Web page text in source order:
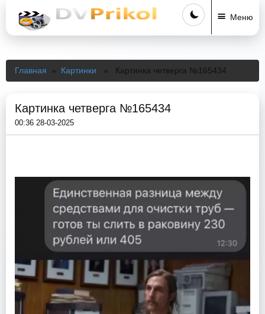
Меню
Главная » Картинки » Картинка четверга №165434
Картинка четверга №165434
00:36 28-03-2025